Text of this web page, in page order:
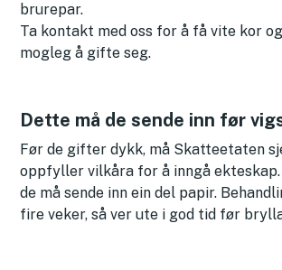
brurepar.
Ta kontakt med oss for å få vite kor
mogleg å gifte seg.
Dette må de sende inn før
Før de gifter dykk, må Skatteetaten
oppfyller vilkåra for å inngå
de må sende inn ein del papir.
fire veker, så ver ute i god tid før